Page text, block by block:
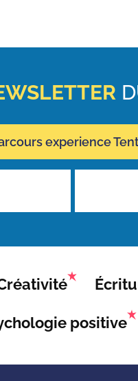
experience
positive